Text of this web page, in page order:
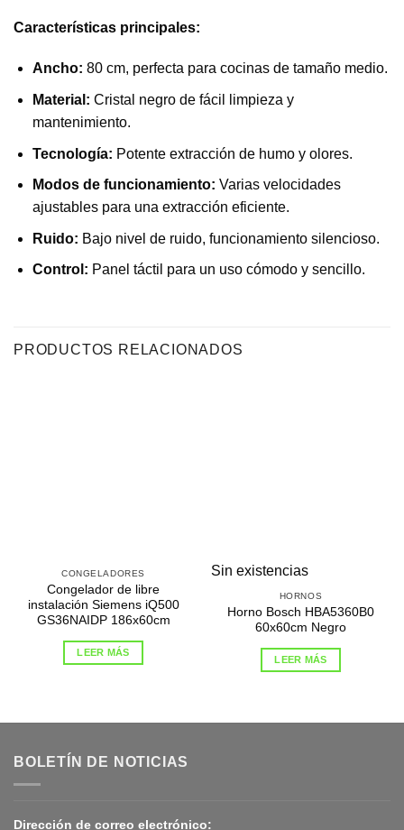
Características principales:
Ancho: 80 cm, perfecta para cocinas de tamaño medio.
Material: Cristal negro de fácil limpieza y
mantenimiento.
Tecnología: Potente extracción de humo y olores.
Modos de funcionamiento: Varias velocidades
ajustables para una extracción eficiente.
Ruido: Bajo nivel de ruido, funcionamiento silencioso.
Control: Panel táctil para un uso cómodo y sencillo.
PRODUCTOS RELACIONADOS
CONGELADORES
Congelador de libre
instalación Siemens iQ500
GS36NAIDP 186x60cm
LEER MÁS
Sin existencias
HORNOS
Horno Bosch HBA5360B0
60x60cm Negro
LEER MÁS
BOLETÍN DE NOTICIAS
Dirección de correo electrónico: